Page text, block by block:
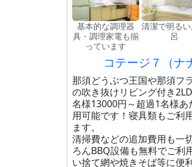
基本的な調理器
具・調理家電も揃
っています
清潔で明る
呂
コテージ７（ナ
那須どうぶつ王国や那須フ
の吹き抜けリビング付き
名様13000円～超過1名様
用可能です！寝具類もご利
ます。
清掃費などの追加費用も一
ろんBBQ設備も無料でご利
い捨て網や焼きそば等に便